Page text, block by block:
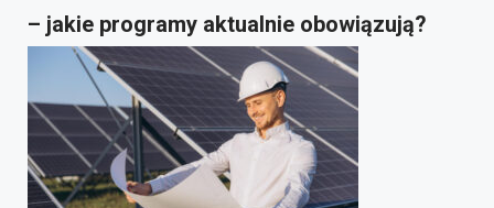
– jakie programy aktualnie obowiązują?